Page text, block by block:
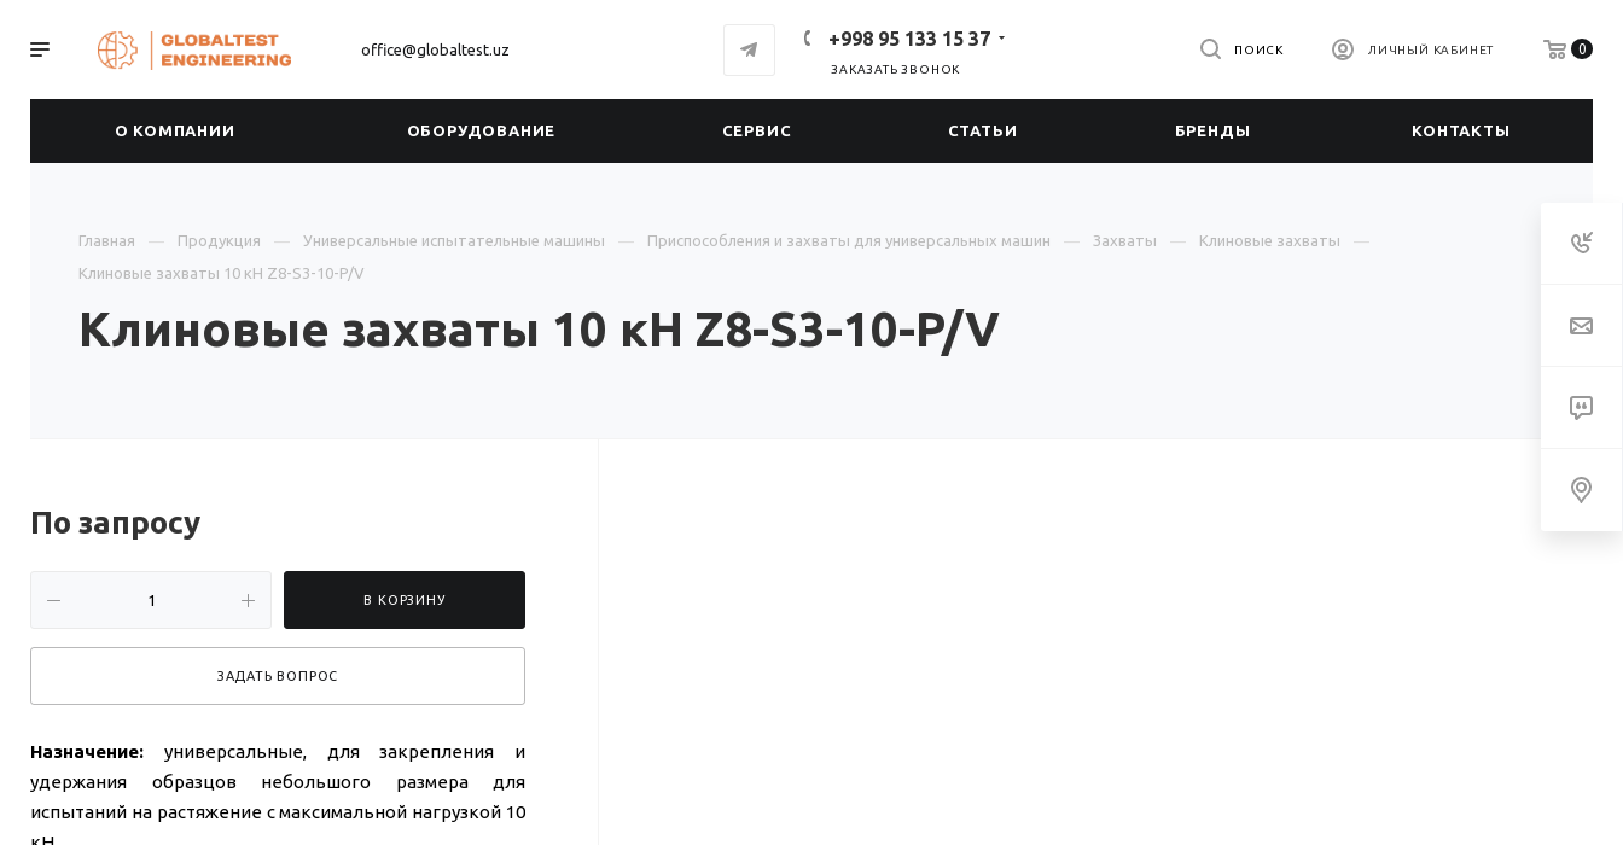
office@globaltest.uz +998 95 133 15 37
ЗАКАЗАТЬ ЗВОНОК
0
ЛИЧНЫЙ КАБИНЕТ
ПОИСК
О КОМПАНИИ ОБОРУДОВАНИЕ СЕРВИС СТАТЬИ БРЕНДЫ КОНТАКТЫ
Главная Продукция Универсальные испытательные машины Приспособления и захваты для универсальных машин Захваты
Клиновые захваты
Клиновые захваты 10 кН Z8-S3-10-P/V
Клиновые захваты 10 кН Z8-S3-10-P/V
По запросу
В КОРЗИНУ
ЗАДАТЬ ВОПРОС
Назначение: универсальные, для закрепления и
удержания образцов небольшого размера для
испытаний на растяжение с максимальной нагрузкой 10